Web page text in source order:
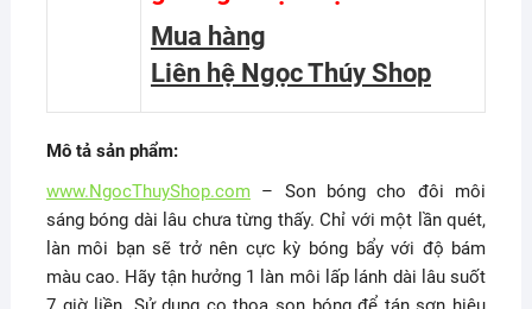
Mua hàng
Liên hệ Ngọc Thúy Shop
Mô tả sản phẩm:
www.NgocThuyShop.com– Son bóng cho đôi môi
sáng bóng dài lâu chưa từng thấy. Chỉ với một lần quét,
làn môi bạn sẽ trở nên cực kỳ bóng bẩy với độ bám
màu cao. Hãy tận hưởng 1 làn môi lấp lánh dài lâu suốt